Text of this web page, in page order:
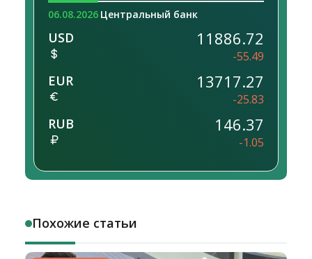
06.08.2026 Центральный банк
USD 11886.72
-55.49
EUR 13717.27
-25.83
RUB 146.37
-1.05
Похожие статьи